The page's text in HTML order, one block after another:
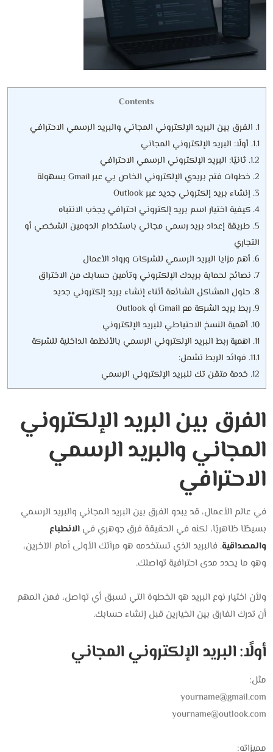
Contents
1. الفرق بين البريد الإلكتروني المجاني والبريد الرسمي الاحترافي
1.1. أولًا: البريد الإلكتروني المجاني
1.2. ثانيًا: البريد الإلكتروني الرسمي الاحترافي
2. خطوات فتح بريدي الإلكتروني الخاص بي عبر Gmail بسهولة
3. إنشاء بريد إلكتروني جديد عبر Outlook
4. كيفية اختيار اسم بريد إلكتروني احترافي يجذب الانتباه
5. طريقة إعداد بريد رسمي مجاني باستخدام الدومين الشخصي أو
التجاري
6. أهم مزايا البريد الرسمي للشركات ورواد الأعمال
7. نصائح لحماية بريدك الإلكتروني وتأمين حسابك من الاختراق
8. حلول المشاكل الشائعة أثناء إنشاء بريد إلكتروني جديد
9. ربط بريد الشركة مع Gmail أو Outlook
10. أهمية النسخ الاحتياطي للبريد الإلكتروني
11. اهمية ربط البريد الإلكتروني الرسمي بالأنظمة الداخلية للشركة
11.1. فوائد الربط تشمل:
12. خدمة متقن تك للبريد الإلكتروني الرسمي
الفرق بين البريد الإلكتروني
المجاني والبريد الرسمي
الاحترافي
في عالم الأعمال، قد يبدو الفرق بين البريد المجاني والبريد الرسمي
بسيطًا ظاهريًا، لكنه في الحقيقة فرق جوهري فيالانطباع
والمصداقية. فالبريد الذي تستخدمه هو مرآتك الأولى أمام الآخرين،
وهو ما يحدد مدى احترافية تواصلك.
ولأن اختيار نوع البريد هو الخطوة التي تسبق أي تواصل، فمن المهم
أن تدرك الفارق بين الخيارين قبل إنشاء حسابك.
أولًا: البريد الإلكتروني المجاني
مثل:
yourname@gmail.com
yourname@outlook.com
مميزاته: